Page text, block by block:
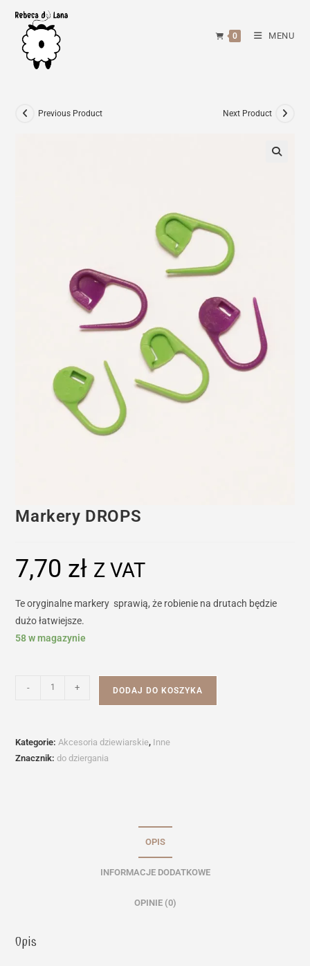
content
0 MENU
Previous Product Next Product
Markery DROPS
7,70 zł Z VAT
Te oryginalne markery sprawią, że robienie na drutach będzie
dużo łatwiejsze.
58 w magazynie
- + DODAJ DO KOSZYKA
Kategorie: Akcesoria dziewiarskie, Inne
Znacznik:do dziergania
OPIS
INFORMACJE DODATKOWE
OPINIE (0)
Opis